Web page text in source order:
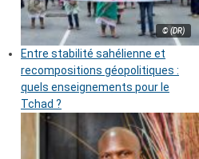
© (DR)
Entre stabilité sahélienne et
recompositions géopolitiques :
quels enseignements pour le
Tchad ?